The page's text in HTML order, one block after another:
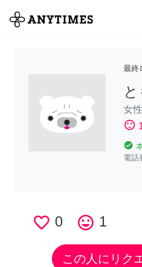
全て
最終
女性
sentiment_satisfied
check_circle
電話
favorite_border 0 tag_faces 1
この人にリク